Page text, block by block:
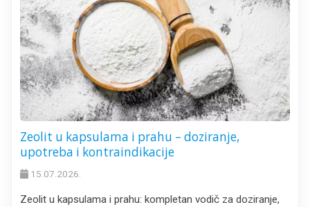
Zeolit u kapsulama i prahu – doziranje,
upotreba i kontraindikacije
15.07.2026.
Zeolit u kapsulama i prahu: kompletan vodič za doziranje,